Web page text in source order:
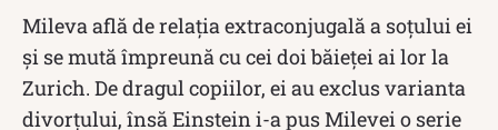
Mileva află de relaţia extraconjugală a soţului ei
şi se mută împreună cu cei doi băieței ai lor la
Zurich. De dragul copiilor, ei au exclus varianta
divorțului, însă Einstein i-a pus Milevei o serie